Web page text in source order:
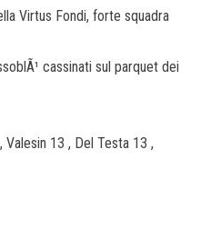
Virtus Fondi, forte squadra
cassinati sul parquet dei
Valesin 13 , Del Testa 13 ,